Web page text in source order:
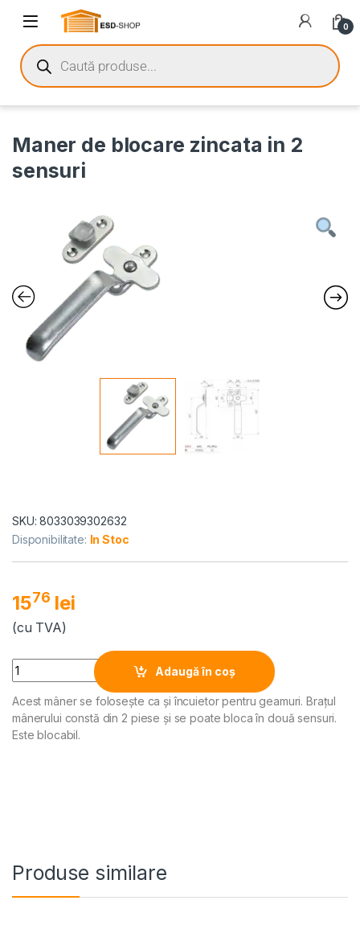
0
Maner de blocare zincata in 2
sensuri
SKU: 8033039302632
Disponibilitate: In Stoc
1576 lei
(cu TVA)
Quantity
Adaugă în coș
Acest mâner se folosește ca și încuietor pentru geamuri. Brațul
mânerului constă din 2 piese și se poate bloca în două sensuri.
Este blocabil.
Produse similare